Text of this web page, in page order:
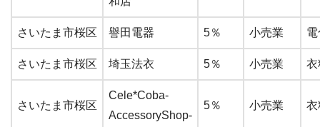
さいたま市桜区 譽田電器 5％ 小売業
さいたま市桜区 埼玉法衣 5％ 小売業 衣
さいたま市桜区
Cele*Coba-
AccessoryShop-
5％ 小売業 衣